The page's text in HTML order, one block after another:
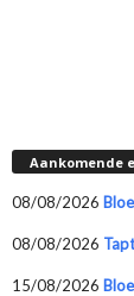
Aankomende
08/08/2026
08/08/2026
15/08/2026